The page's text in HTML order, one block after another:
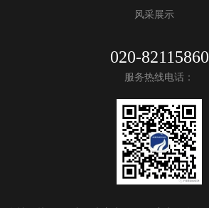
风采展示
020-82115860
服务热线电话：